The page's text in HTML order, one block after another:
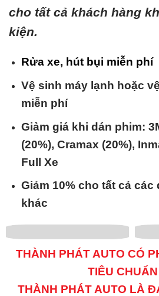
cho tất cả khách hàng
kiện.
Rửa xe, hút bụi miễn phí
Vệ sinh máy lạnh hoặc
miễn phí
Giảm giá khi dán phim:
(20%), Cramax (20%),
Full Xe
Giảm 10% cho tất cả
khác
THÀNH PHÁT AUTO CÓ
TIÊU
THÀNH PHÁT AUTO LÀ